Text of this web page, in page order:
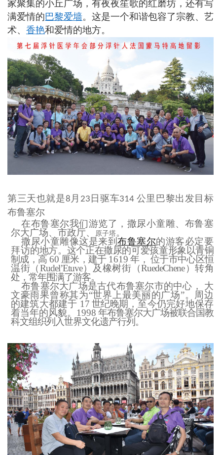
家聚集的小丘广场，有夜夜笙歌的红磨坊，还有写
满爱情的巴黎爱墙。这是一个和谐包容了宗教、艺
术、 香艳和爱情的地方。
第三天也就是8 月 23 日驱车314 公里巴黎出发目标
布鲁塞尔
在布鲁塞尔我们游览了，撒尿小童雕、布鲁塞
尔大广场、市政厅、
原子塔。
撒尿小童雕像这是来到布鲁塞尔的游客必定要
拜访的地方。这个正在撒尿的可爱孩童形象以青铜
制成，高 60 厘米，建于 1619 年， 位于市中心区恒
温街（Rudel’Etuve）及橡树街（RuedeChene）转角
处，常年围满了游客。
布鲁塞尔大广场是古代布鲁塞尔市的中心，
大
文豪雨果曾称其为“世界上最美丽的广场”。周边
的建筑大都建于 17 世纪晚期，至今仍完好地保存
着当年的风貌。 1998 年布鲁塞尔大广场被联合国教
科文组织列入世界文化遗产行列。